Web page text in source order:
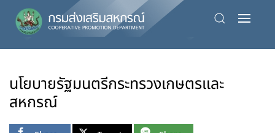
Skip
to
content
นโยบายรัฐมนตรีกระทรวงเกษตรและ
สหกรณ์